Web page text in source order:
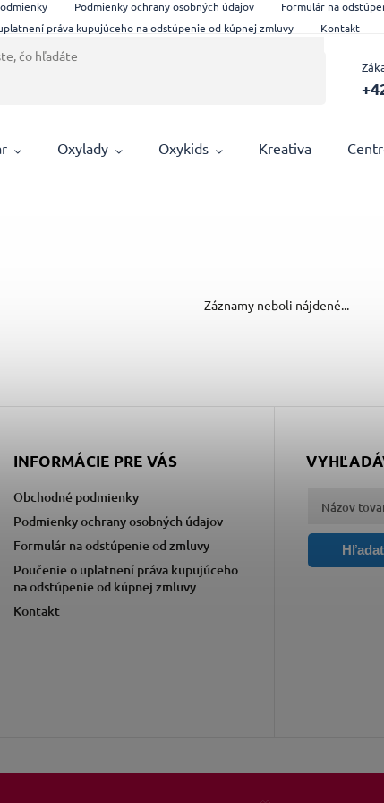
Podmienky ochrany osobných údajov
Formulár na
práva kupujúceho na odstúpenie od kúpnej zmluvy
Kontakt
Oxylady Oxykids Kreativa
Záznamy neboli nájdené...
INFORMÁCIE PRE VÁS
Obchodné podmienky
Podmienky ochrany osobných údajov
Formulár na odstúpenie od zmluvy
Poučenie o uplatnení práva kupujúceho
na odstúpenie od kúpnej zmluvy
Kontakt